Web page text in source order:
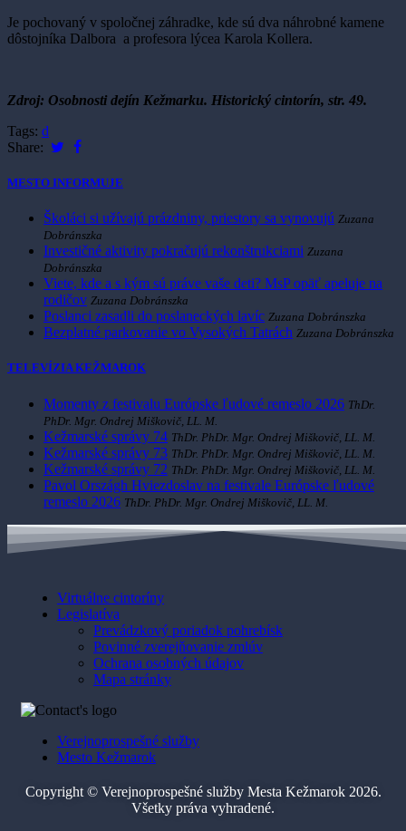
Je pochovaný v spoločnej záhradke, kde sú dva náhrobné kamene
dôstojníka Dalbora a profesora lýcea Karola Kollera.
Zdroj: Osobnosti dejín Kežmarku. Historický cintorín, str. 49.
Tags: d
Share:
MESTO INFORMUJE
Školáci si užívajú prázdniny, priestory sa vynovujú Zuzana
Dobránszka
Investičné aktivity pokračujú rekonštrukciami Zuzana
Dobránszka
Viete, kde a s kým sú práve vaše deti? MsP opäť apeluje na
rodičov Zuzana Dobránszka
Poslanci zasadli do poslaneckých lavíc Zuzana Dobránszka
Bezplatné parkovanie vo Vysokých Tatrách Zuzana Dobránszka
TELEVÍZIA KEŽMAROK
Momenty z festivalu Európske ľudové remeslo 2026 ThDr.
PhDr. Mgr. Ondrej Miškovič, LL. M.
Kežmarské správy 74 ThDr. PhDr. Mgr. Ondrej Miškovič, LL. M.
Kežmarské správy 73 ThDr. PhDr. Mgr. Ondrej Miškovič, LL. M.
Kežmarské správy 72 ThDr. PhDr. Mgr. Ondrej Miškovič, LL. M.
Pavol Országh Hviezdoslav na festivale Európske ľudové
remeslo 2026 ThDr. PhDr. Mgr. Ondrej Miškovič, LL. M.
Virtuálne cintoríny
Legislatíva
Prevádzkový poriadok pohrebísk
Povinné zverejňovanie zmlúv
Ochrana osobných údajov
Mapa stránky
Verejnoprospešné služby
Mesto Kežmarok
Copyright © Verejnoprospešné služby Mesta Kežmarok 2026.
Všetky práva vyhradené.